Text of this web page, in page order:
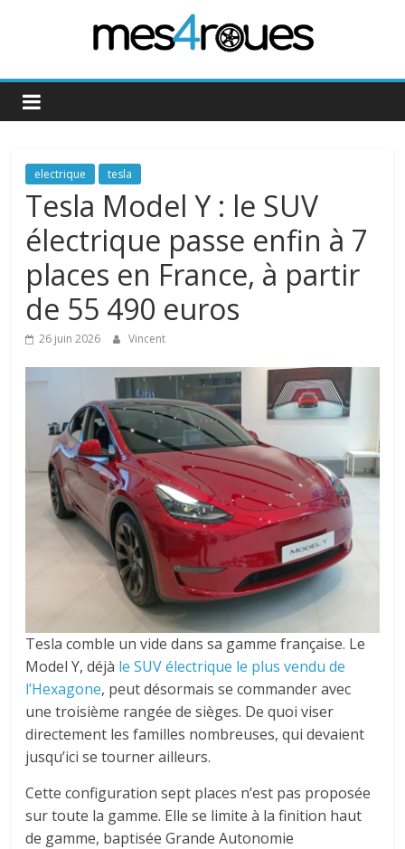
Mes4Roues
electrique tesla
Tesla Model Y : le SUV
électrique passe enfin à 7
places en France, à partir
de 55 490 euros
26 juin 2026 Vincent
Tesla comble un vide dans sa gamme française. Le
Model Y, déjà le SUV électrique le plus vendu de
l’Hexagone, peut désormais se commander avec
une troisième rangée de sièges. De quoi viser
directement les familles nombreuses, qui devaient
jusqu’ici se tourner ailleurs.
Cette configuration sept places n’est pas proposée
sur toute la gamme. Elle se limite à la finition haut
de gamme, baptisée Grande Autonomie